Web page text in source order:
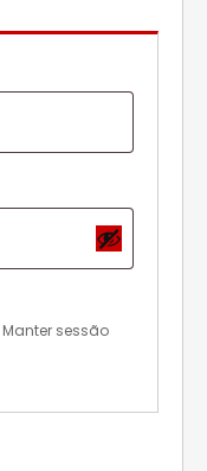
Manter sessão